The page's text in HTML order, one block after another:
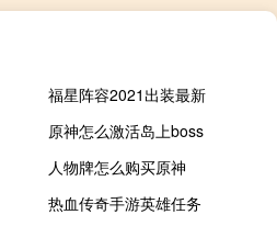
福星阵容2021出装最新
原神怎么激活岛上boss
人物牌怎么购买原神
热血传奇手游英雄任务